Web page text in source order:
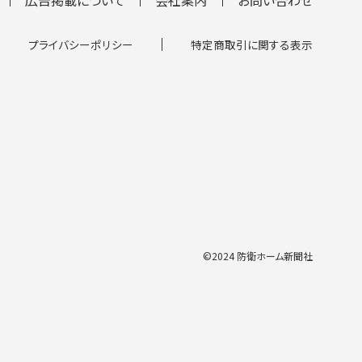
プライバシーポリシー 特定商取引に関する表示
©2024 防衛ホーム新聞社